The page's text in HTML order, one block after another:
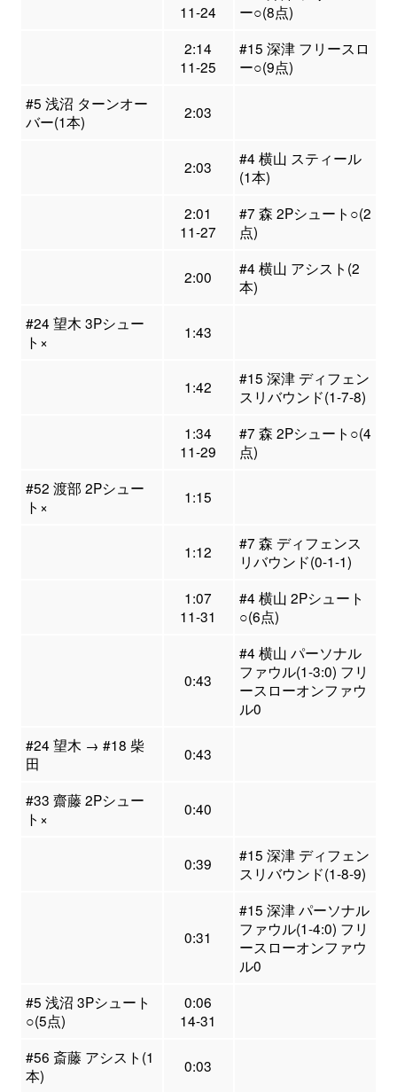
11-24
ー○(8点)
2:14
11-25
#15 深津 フリースロ
ー○(9点)
#5 浅沼 ターンオー
バー(1本)
2:03
2:03
#4 横山 スティール
(1本)
2:01
11-27
#7 森 2Pシュート○(2
点)
2:00
#4 横山 アシスト(2
本)
#24 望木 3Pシュー
ト×
1:43
1:42
#15 深津 ディフェン
スリバウンド(1-7-8)
1:34
11-29
#7 森 2Pシュート○(4
点)
#52 渡部 2Pシュー
ト×
1:15
1:12
#7 森 ディフェンス
リバウンド(0-1-1)
1:07
11-31
#4 横山 2Pシュート
○(6点)
0:43
#4 横山 パーソナル
ファウル(1-3:0) フリ
ースローオンファウ
ル0
#24 望木 → #18 柴
田
0:43
#33 齋藤 2Pシュー
ト×
0:40
0:39
#15 深津 ディフェン
スリバウンド(1-8-9)
0:31
#15 深津 パーソナル
ファウル(1-4:0) フリ
ースローオンファウ
ル0
#5 浅沼 3Pシュート
○(5点)
0:06
14-31
#56 斎藤 アシスト(1
本)
0:03